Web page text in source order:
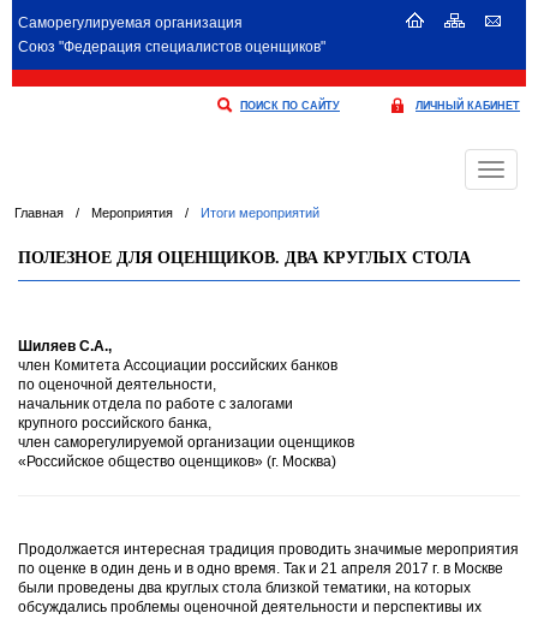
Саморегулируемая организация
Союз "Федерация специалистов оценщиков"
ПОИСК ПО САЙТУ ЛИЧНЫЙ КАБИНЕТ
Меню
Главная / Мероприятия / Итоги мероприятий
ПОЛЕЗНОЕ ДЛЯ ОЦЕНЩИКОВ. ДВА КРУГЛЫХ СТОЛА
Шиляев С.А.,
член Комитета Ассоциации российских банков
по оценочной деятельности,
начальник отдела по работе с залогами
крупного российского банка,
член саморегулируемой организации оценщиков
«Российское общество оценщиков» (г. Москва)
Продолжается интересная традиция проводить значимые мероприятия
по оценке в один день и в одно время. Так и 21 апреля 2017 г. в Москве
были проведены два круглых стола близкой тематики, на которых
обсуждались проблемы оценочной деятельности и перспективы их